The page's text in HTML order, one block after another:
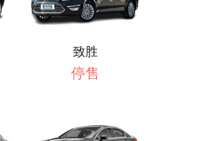
致胜
停售